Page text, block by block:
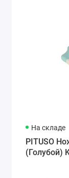
На складе
PITUSO
(Голубой)